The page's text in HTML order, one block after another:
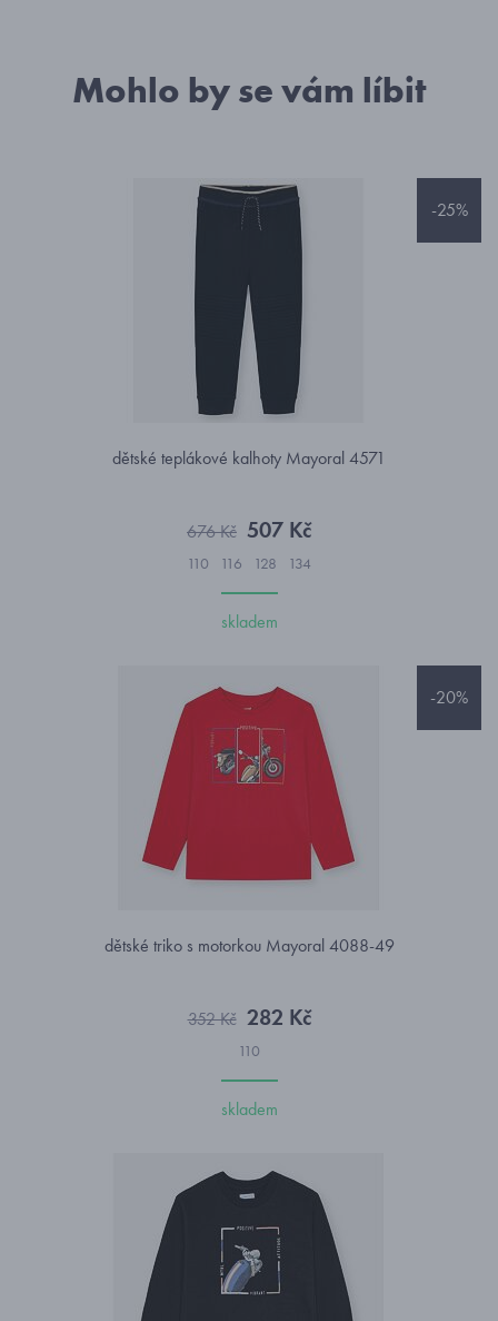
Mohlo by se vám líbit
-25%
dětské teplákové kalhoty Mayoral 4571
676 Kč 507 Kč
110 116 128 134
skladem
-20%
dětské triko s motorkou Mayoral 4088-49
352 Kč 282 Kč
110
skladem